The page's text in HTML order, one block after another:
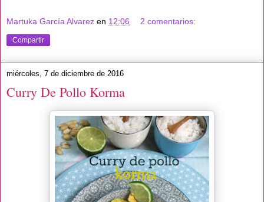
Martuka García Alvarez en 12:06 2 comentarios:
Compartir
miércoles, 7 de diciembre de 2016
Curry De Pollo Korma